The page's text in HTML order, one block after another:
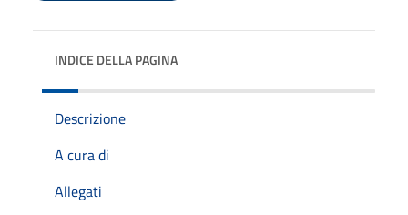
INDICE DELLA PAGINA
Descrizione
A cura di
Allegati